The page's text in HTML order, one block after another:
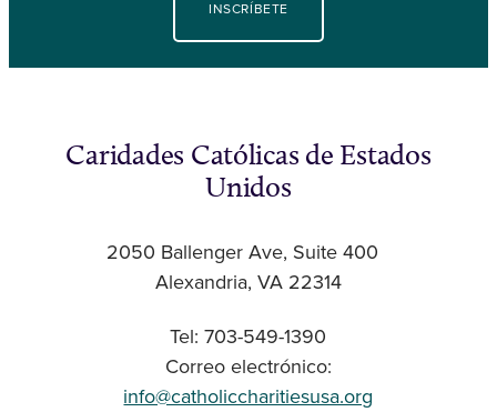
INSCRÍBETE
Caridades Católicas de Estados
Unidos
2050 Ballenger Ave, Suite 400
Alexandria, VA 22314
Tel: 703-549-1390
Correo electrónico:
info@catholiccharitiesusa.org